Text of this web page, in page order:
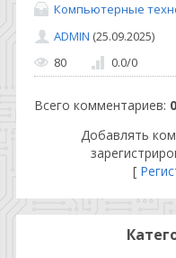
Компьютерные
ADMIN (25.09.2025)
80
0.0/0
Всего комментариев: 0
Добавлять
[